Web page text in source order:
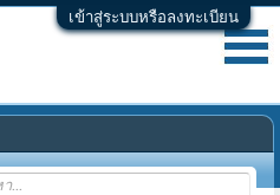
เข้าสู่ระบบหรือลงทะเบียน